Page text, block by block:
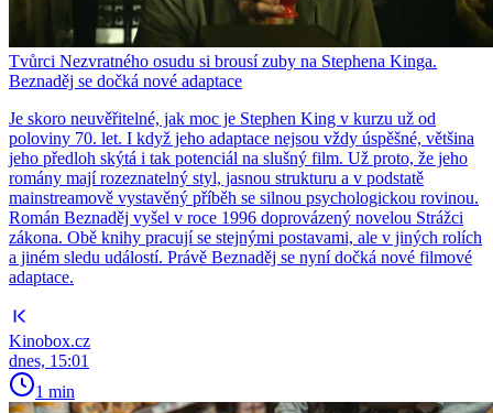
Tvůrci Nezvratného osudu si brousí zuby na Stephena Kinga.
Beznaděj se dočká nové adaptace
Je skoro neuvěřitelné, jak moc je Stephen King v kurzu už od
poloviny 70. let. I když jeho adaptace nejsou vždy úspěšné, většina
jeho předloh skýtá i tak potenciál na slušný film. Už proto, že jeho
romány mají rozeznatelný styl, jasnou strukturu a v podstatě
mainstreamově vystavěný příběh se silnou psychologickou rovinou.
Román Beznaděj vyšel v roce 1996 doprovázený novelou Strážci
zákona. Obě knihy pracují se stejnými postavami, ale v jiných rolích
a jiném sledu událostí. Právě Beznaděj se nyní dočká nové filmové
adaptace.
Kinobox.cz
dnes, 15:01
1 min